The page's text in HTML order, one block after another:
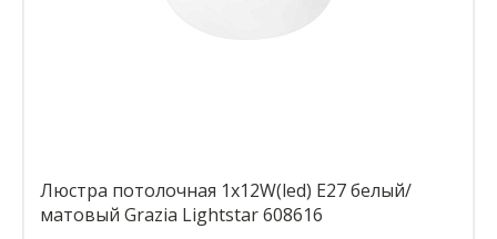
Люстра потолочная 1x12W(led) Е27 белый/
матовый Grazia Lightstar 608616